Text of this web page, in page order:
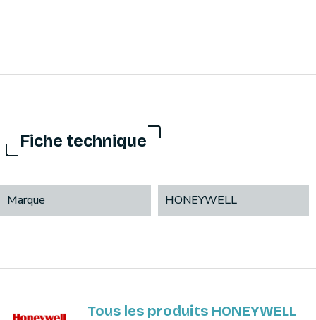
Fiche technique
Marque HONEYWELL
Tous les produits HONEYWELL